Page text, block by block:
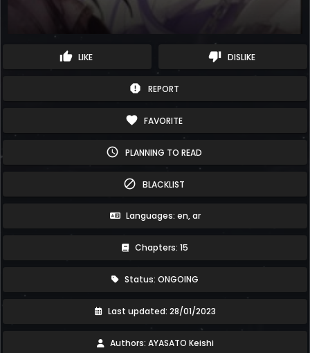
thumb_up LIKE thumb_down DISLIKE
report REPORT
favorite FAVORITE
schedule PLANNING TO READ
block BLACKLIST
Languages: en, ar
Chapters: 15
Status: ONGOING
Last updated: 28/01/2023
Authors: AYASATO Keishi